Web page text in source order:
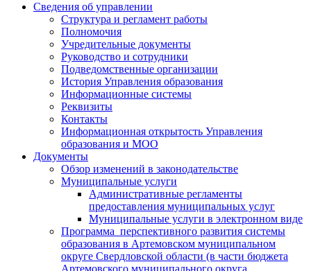
Сведения об управлении
Структура и регламент работы
Полномочия
Учредительные документы
Руководство и сотрудники
Подведомственные организации
История Управления образования
Информационные системы
Реквизиты
Контакты
Информационная открытость Управления
образования и МОО
Документы
Обзор изменений в законодательстве
Муниципальные услуги
Административные регламенты
предоставления муниципальных услуг
Муниципальные услуги в электронном виде
Программа перспективного развития системы
образования в Артемовском муниципальном
округе Свердловской области (в части бюджета
Артемовского муниципального округа